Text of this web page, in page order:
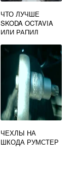
ЧТО ЛУЧШЕ
SKODA OCTAVIA
ИЛИ РАПИД
ЧЕХЛЫ НА
ШКОДА РУМСТЕР